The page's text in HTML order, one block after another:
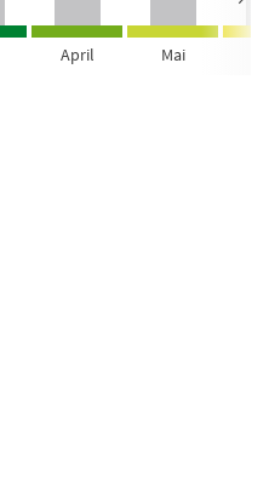
April Mai